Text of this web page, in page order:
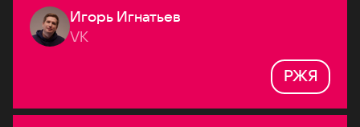
Игорь Игнатьев
VK
РЖЯ